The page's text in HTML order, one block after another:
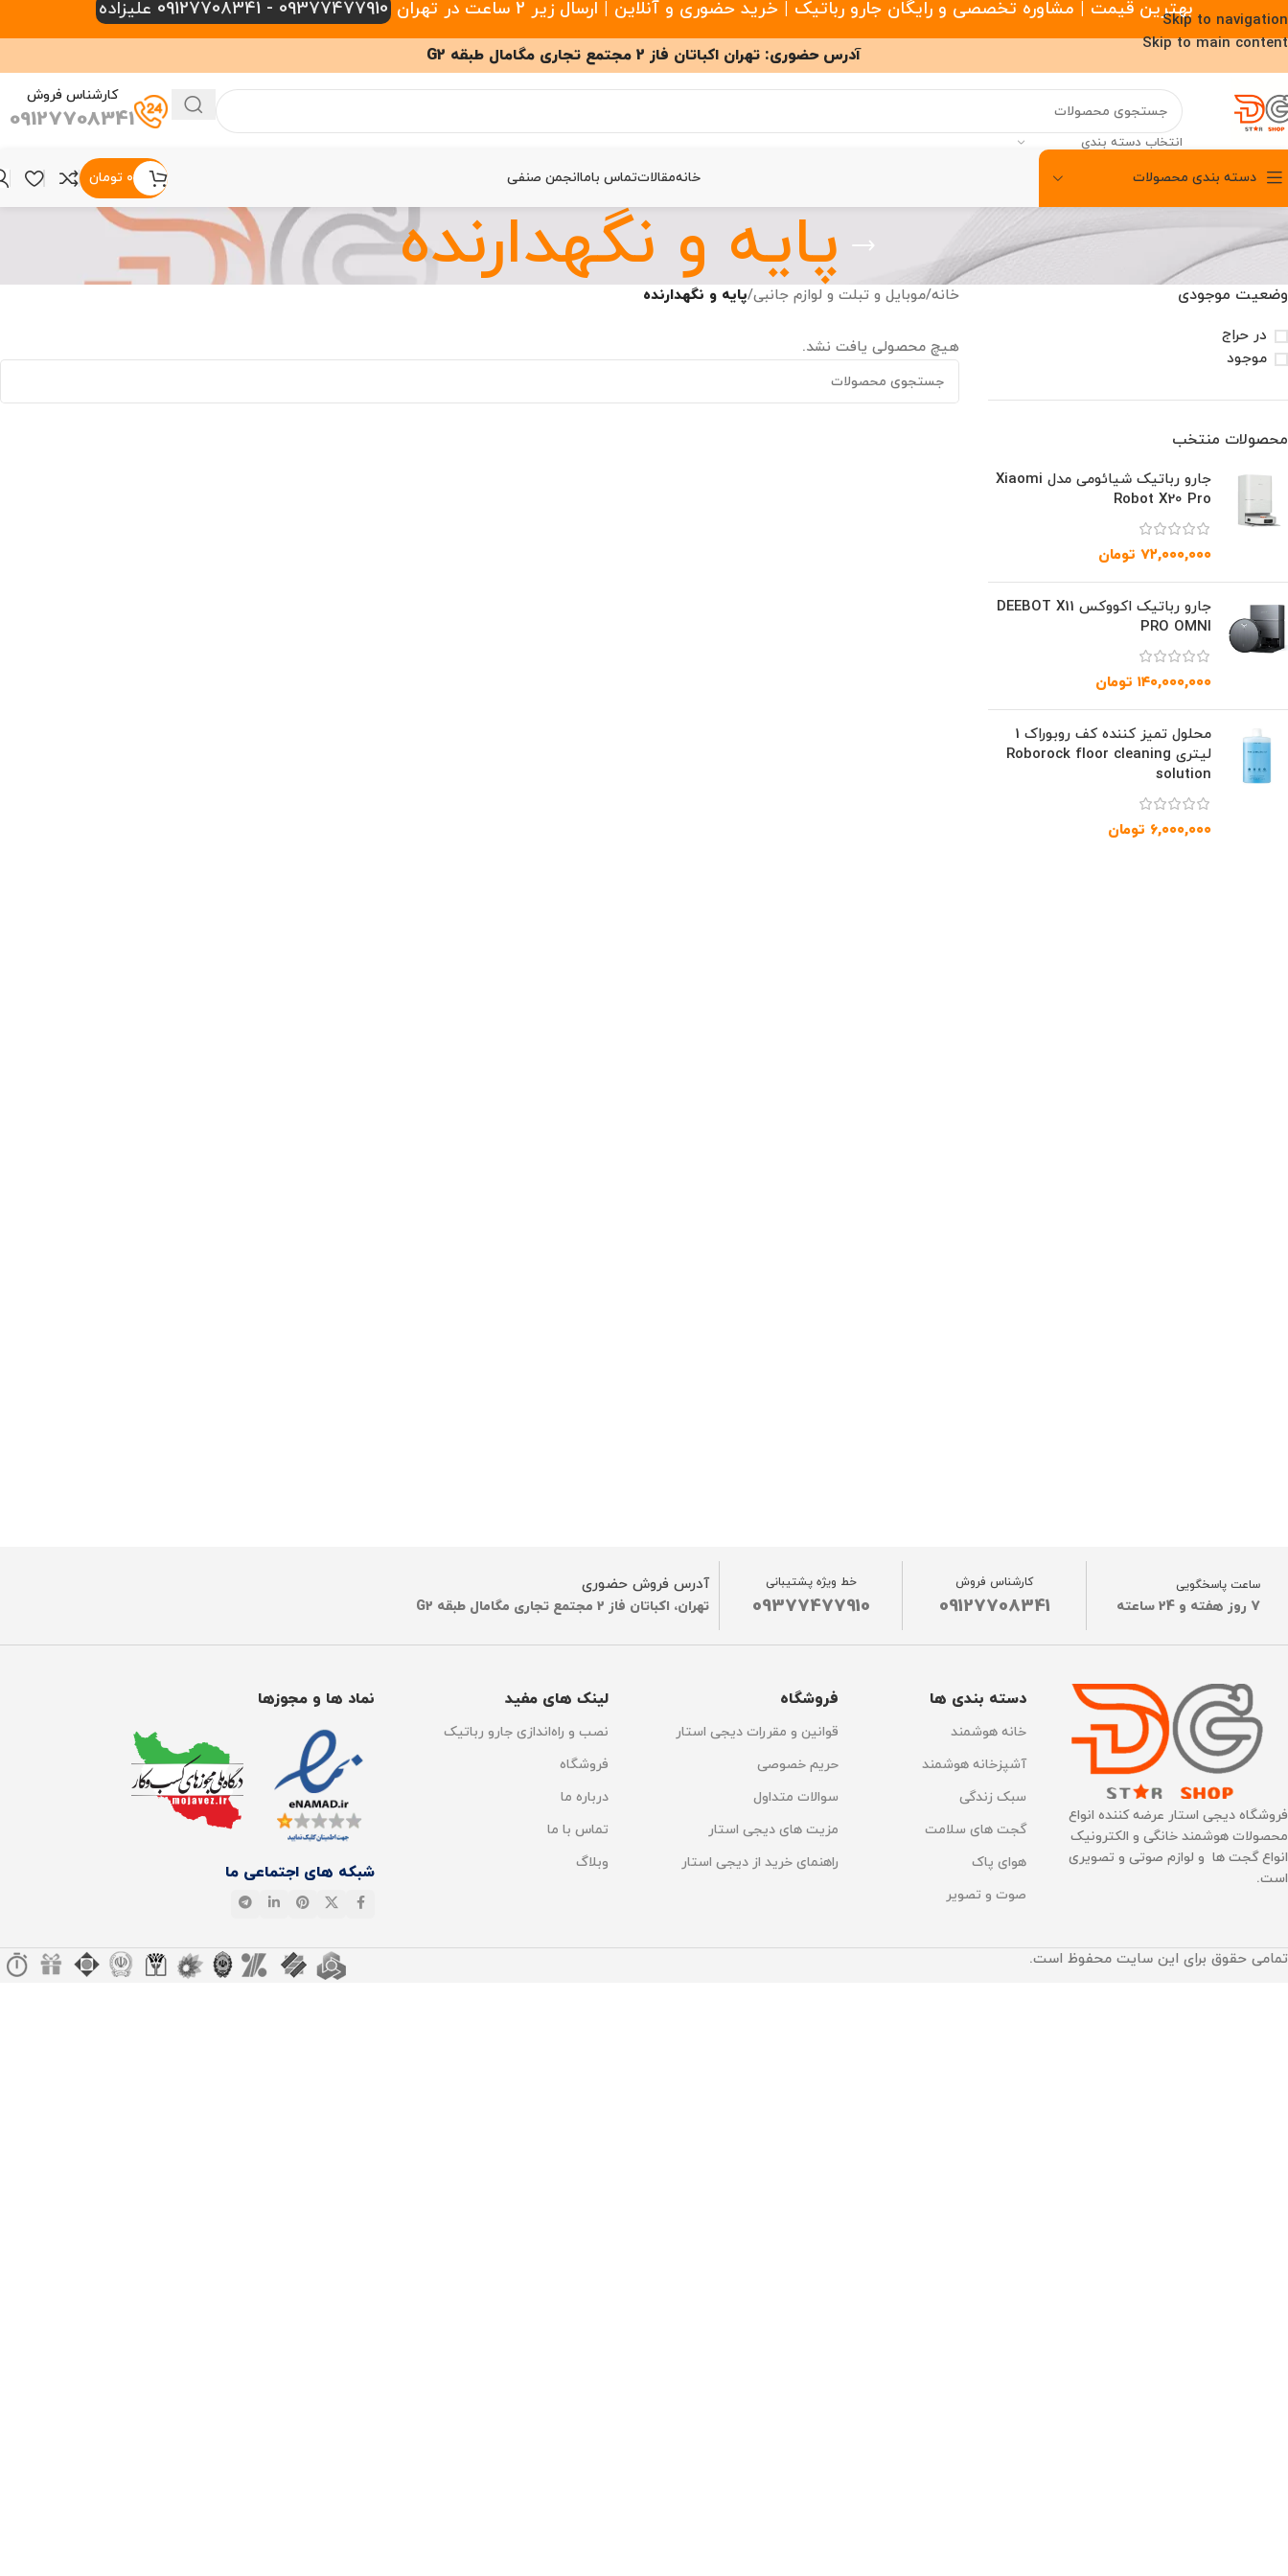
Skip to navigation
Skip to main content
بهترین قیمت | مشاوره تخصصی و رایگان جارو رباتیک | خرید حضوری و آنلاین | ارسال زیر 2 ساعت در تهران 09377477910 - 09127708341 علیزاده
آدرس حضوری: تهران اکباتان فاز 2 مجتمع تجاری مگامال طبقه G2
انتخاب دسته بندی
کارشناس فروش
09127708341
دسته بندی محصولات خانهمقالاتتماس باماانجمن صنفی ۰ تومان
پایه و نگهدارنده
وضعیت موجودی
در حراج
موجود
محصولات منتخب
جارو رباتیک شیائومی مدل Xiaomi
Robot X20 Pro
۷۲,۰۰۰,۰۰۰ تومان
جارو رباتیک اکووکس DEEBOT X11
PRO OMNI
۱۴۰,۰۰۰,۰۰۰ تومان
محلول تمیز کننده کف روبوراک 1
لیتری Roborock floor cleaning
solution
۶,۰۰۰,۰۰۰ تومان
خانه/موبایل و تبلت و لوازم جانبی/پایه و نگهدارنده
هیچ محصولی یافت نشد.
ساعت پاسخگویی
7 روز هفته و 24 ساعته
کارشناس فروش
09127708341
خط ویژه پشتیبانی
09377477910
آدرس فروش حضوری
تهران، اکباتان فاز 2 مجتمع تجاری مگامال طبقه G2
فروشگاه دیجی استار عرضه کننده انواع
محصولات هوشمند خانگی و الکترونیک
انواع گجت ها و لوازم صوتی و تصویری
است.
دسته بندی ها
خانه هوشمند
آشپزخانه هوشمند
سبک زندگی
گجت های سلامت
هوای پاک
صوت و تصویر
فروشگاه
قوانین و مقررات دیجی استار
حریم خصوصی
سوالات متداول
مزیت های دیجی استار
راهنمای خرید از دیجی استار
لینک های مفید
نصب و راه‌اندازی جارو رباتیک
فروشگاه
درباره ما
تماس با ما
وبلاگ
نماد ها و مجوزها
شبکه های اجتماعی ما
تمامی حقوق برای این سایت محفوظ است.